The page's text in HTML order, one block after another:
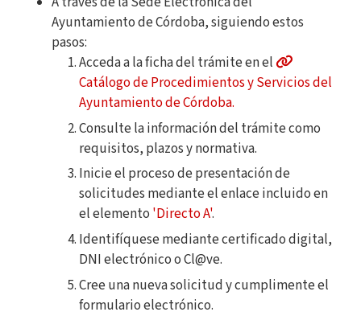
Ayuntamiento de Córdoba, siguiendo estos
pasos:
Acceda a la ficha del trámite en el
Catálogo de Procedimientos y Servicios del
Ayuntamiento de Córdoba.
Consulte la información del trámite como
requisitos, plazos y normativa.
Inicie el proceso de presentación de
solicitudes mediante el enlace incluido en
el elemento 'Directo A'.
Identifíquese mediante certificado digital,
DNI electrónico o Cl@ve.
Cree una nueva solicitud y cumplimente el
formulario electrónico.